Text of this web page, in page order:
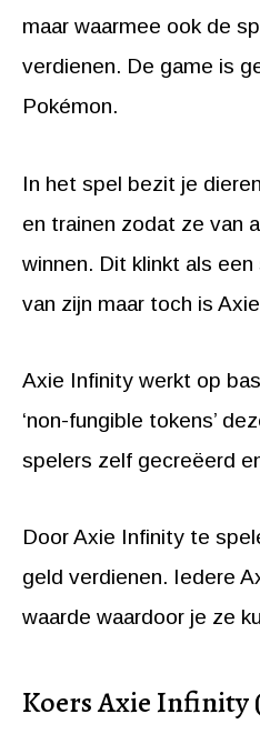
maar waarmee ook de
verdienen. De game is
Pokémon.
In het spel bezit je
en trainen zodat ze van
winnen. Dit klinkt als
van zijn maar toch is
Axie Infinity werkt op
‘non-fungible tokens’
spelers zelf gecreëerd
Door Axie Infinity te
geld verdienen. Iedere
waarde waardoor je ze
Koers Axie Infinity